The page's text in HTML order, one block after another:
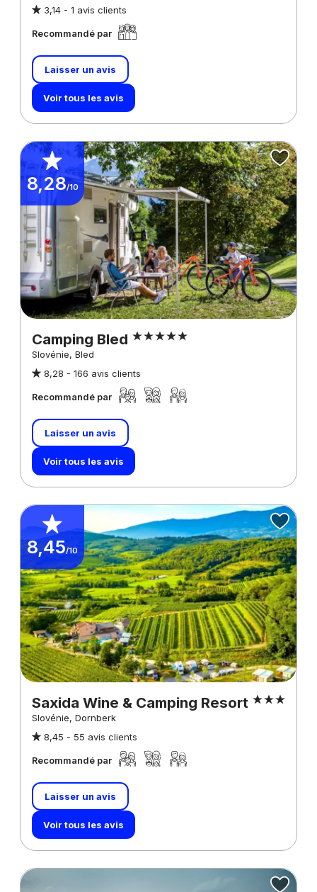
3,14 - 1 avis clients
Recommandé par
Laisser un avis
Voir tous les avis
8,28/10
Camping Bled
Slovénie, Bled
8,28 - 166 avis clients
Recommandé par
Laisser un avis
Voir tous les avis
8,45/10
Saxida Wine & Camping Resort
Slovénie, Dornberk
8,45 - 55 avis clients
Recommandé par
Laisser un avis
Voir tous les avis